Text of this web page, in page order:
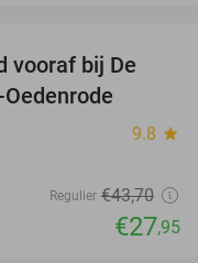
36%
vooraf bij De
9.8 star
Regulier €43,70
€27,95